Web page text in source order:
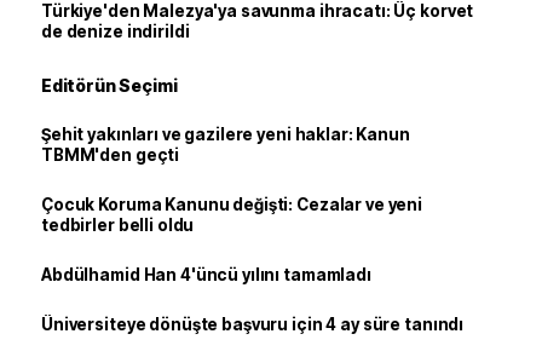
Türkiye'den Malezya'ya savunma ihracatı: Üç korvet
de denize indirildi
Editörün Seçimi
Şehit yakınları ve gazilere yeni haklar: Kanun
TBMM'den geçti
Çocuk Koruma Kanunu değişti: Cezalar ve yeni
tedbirler belli oldu
Abdülhamid Han 4'üncü yılını tamamladı
Üniversiteye dönüşte başvuru için 4 ay süre tanındı